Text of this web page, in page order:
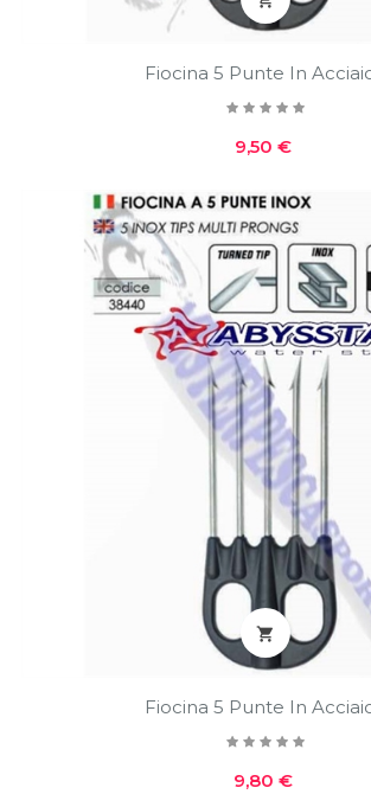
Fiocina 5 Punte In
Prezzo
9,50 €

Fiocina 5 Punte In
Prezzo
9,80 €